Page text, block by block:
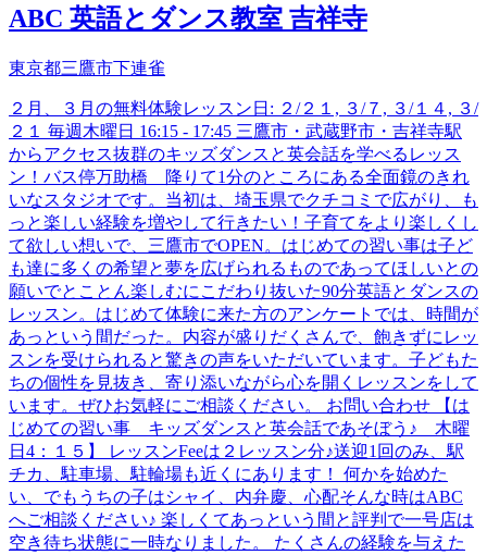
ABC 英語とダンス教室 吉祥寺
東京都三鷹市下連雀
２月、３月の無料体験レッスン日: ２/２１, ３/７, ３/１４, ３/
２１ 毎週木曜日 16:15 - 17:45 三鷹市・武蔵野市・吉祥寺駅
からアクセス抜群のキッズダンスと英会話を学べるレッス
ン！バス停万助橋 降りて1分のところにある全面鏡のきれ
いなスタジオです。当初は、埼玉県でクチコミで広がり、も
っと楽しい経験を増やして行きたい！子育てをより楽しくし
て欲しい想いで、三鷹市でOPEN。はじめての習い事は子ど
も達に多くの希望と夢を広げられるものであってほしいとの
願いでとことん楽しむにこだわり抜いた90分英語とダンスの
レッスン。はじめて体験に来た方のアンケートでは、時間が
あっという間だった。内容が盛りだくさんで、飽きずにレッ
スンを受けられると驚きの声をいただいています。子どもた
ちの個性を見抜き、寄り添いながら心を開くレッスンをして
います。ぜひお気軽にご相談ください。 お問い合わせ 【は
じめての習い事 キッズダンスと英会話であそぼう♪ 木曜
日4：１５】 レッスンFeeは２レッスン分♪送迎1回のみ、駅
チカ、駐車場、駐輪場も近くにあります！ 何かを始めた
い、でもうちの子はシャイ、内弁慶、心配そんな時はABC
へご相談ください♪ 楽しくてあっという間と評判で一号店は
空き待ち状態に一時なりました。 たくさんの経験を与えた